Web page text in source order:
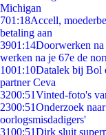
Michigan
701:18Accell,
betaling aan
3901:14Doorwerken
werken na je 67e de
1001:10Datalek bij Bol
partner Ceva
3200:51Vinted-foto's
2300:51Onderzoek
oorlogsmisdadigers'
3100:51Dirk sluit